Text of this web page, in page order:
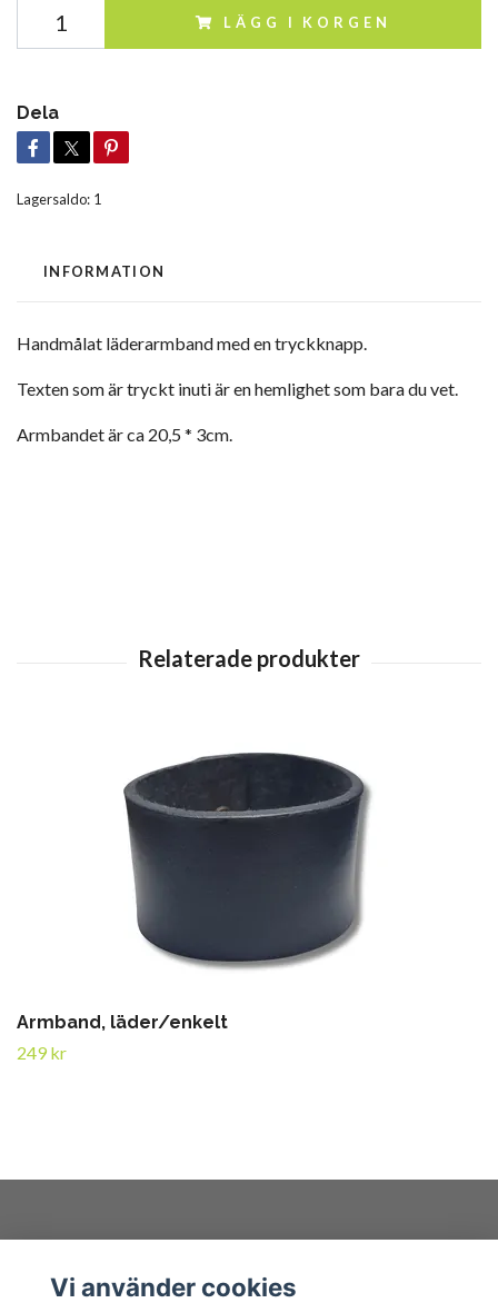
LÄGG I KORGEN
Dela
Lagersaldo: 1
INFORMATION
Handmålat läderarmband med en tryckknapp.
Texten som är tryckt inuti är en hemlighet som bara du vet.
Armbandet är ca 20,5 * 3cm.
Armband, läder/enkelt
249 kr
Vi använder cookies